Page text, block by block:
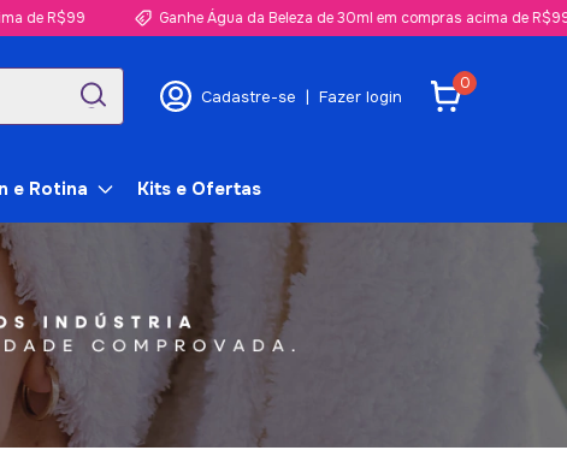
Ganhe Água da Beleza de 30ml em compras acima de R$99
Cadastre-se | Fazer login
0
e Rotina Kits e Ofertas